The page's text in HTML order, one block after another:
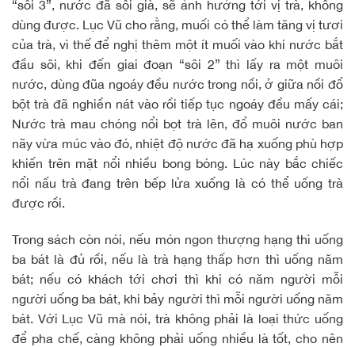
“sôi 3”, nước đã sôi già, sẽ ảnh hưởng tới vị trà, không
dùng được. Lục Vũ cho rằng, muối có thể làm tăng vị tươi
của trà, vì thế để nghị thêm một ít muối vào khi nước bắt
đầu sôi, khi đến giai đoạn “sôi 2” thì lấy ra một muôi
nước, dùng đũa ngoáy đều nước trong nồi, ở giữa nồi đổ
bột trà đã nghiền nát vào rồi tiếp tục ngoáy đều mấy cái;
Nước trà mau chóng nổi bọt trà lên, đổ muôi nước ban
nãy vừa múc vào đó, nhiệt độ nước đã hạ xuống phù hợp
khiến trên mặt nổi nhiều bong bóng. Lúc này bắc chiếc
nổi nấu trà đang trên bếp lửa xuống là có thể uống trà
được rồi.
Trong sách còn nói, nếu món ngon thượng hạng thì uống
ba bát là đủ rồi, nếu là trà hạng thấp hơn thì uống năm
bát; nếu có khách tới chơi thì khi có năm người mỗi
người uống ba bát, khi bảy người thì mỗi người uống năm
bát. Với Lục Vũ mà nói, trà không phải là loại thức uống
để pha chế, càng không phải uống nhiều là tốt, cho nên